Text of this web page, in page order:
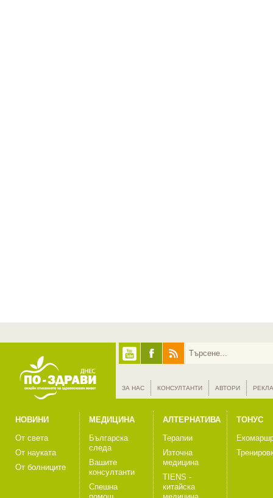
ЗА НАС КОНСУЛТАНТИ АВТОРИ
НОВИНИ
От света
От науката
От болниците
МЕДИЦИНА
Българска
следа
Вашите
консултанти
Спешна
АЛТЕРНАТИВА
Терапии
Източна
медицина
TIENS -
китайска
ТОНУС